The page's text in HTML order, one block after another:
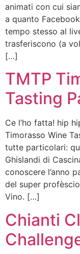
animati con cui
a quanto
tempo stesso al
trasferiscono (a
[…]
TMTP
Tasting
Ce l’ho fatta! hip
Timorasso Wine
tutte particolari:
Ghislandi di
conoscere l’anno
del super
Vino. […]
Chianti